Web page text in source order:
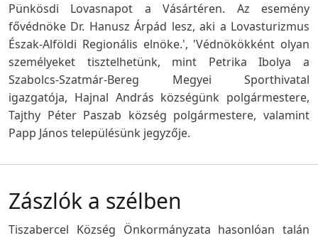
Pünkösdi Lovasnapot a Vásártéren. Az esemény
fővédnöke Dr. Hanusz Árpád lesz, aki a Lovasturizmus
Észak-Alföldi Regionális elnöke.', 'Védnökökként olyan
személyeket tisztelhetünk, mint Petrika Ibolya a
Szabolcs-Szatmár-Bereg Megyei Sporthivatal
igazgatója, Hajnal András községünk polgármestere,
Tajthy Péter Paszab község polgármestere, valamint
Papp János településünk jegyzője.
Zászlók a szélben
Tiszabercel Község Önkormányzata hasonlóan talán